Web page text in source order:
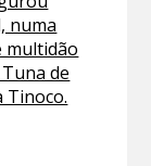
numa
multidão
de
Tinoco.